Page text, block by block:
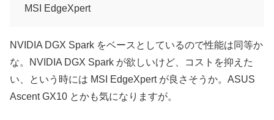
MSI EdgeXpert
NVIDIA DGX Spark をベースとしているので性能は同等か
な。NVIDIA DGX Spark が欲しいけど、コストを抑えた
い、という時には MSI EdgeXpert が良さそうか。ASUS
Ascent GX10 とかも気になりますが。